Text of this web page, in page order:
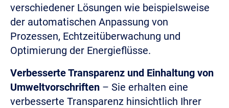
verschiedener Lösungen wie beispielsweise
der automatischen Anpassung von
Prozessen, Echtzeitüberwachung und
Optimierung der Energieflüsse.
Verbesserte Transparenz und Einhaltung von
Umweltvorschriften – Sie erhalten eine
verbesserte Transparenz hinsichtlich Ihrer